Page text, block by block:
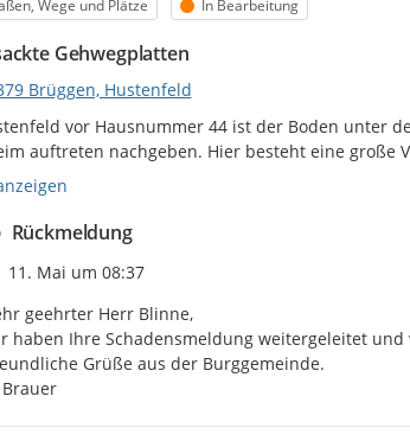
Wege und Plätze Status
In Bearbeitung
Gehwegplatten
Brüggen, Hustenfeld
vor Hausnummer 44 ist der Boden unter
auftreten nachgeben. Hier besteht eine große
Rückmeldung
Zeitpunkt des Erstellens
11. Mai um 08:37
geehrter Herr Blinne,
haben Ihre Schadensmeldung weitergeleitet
Grüße aus der Burggemeinde.